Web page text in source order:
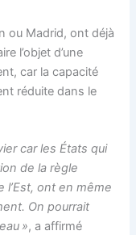
ou Madrid, ont déjà
l’objet d’une
car la capacité
réduite dans le
car les États qui
de la règle
l’Est, ont en même
On pourrait
», a affirmé